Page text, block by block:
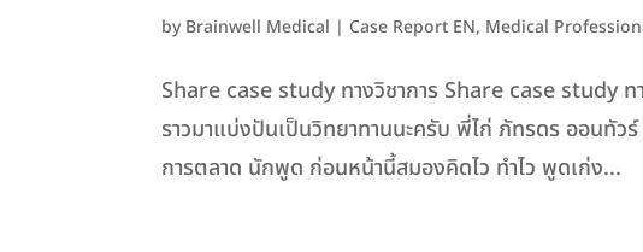
by Brainwell Medical | Case Report EN, Medical
Share case study ทางวิชาการ Share case study
ราวมาแบ่งปันเป็นวิทยาทานนะครับ พี่ไก่ ภัทรดร ออนทั
การตลาด นักพูด ก่อนหน้านี้สมองคิดไว ทำไว พูดเก่ง...